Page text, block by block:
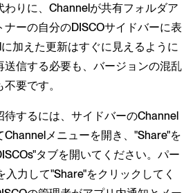
りに、Channelが共有フォルダア
ーの自分のDISCOサイドバーに表
加えた更新はすぐに見えるように
送信する必要も、バージョンの混乱
要です。
待するには、サイドバーのChannel
メニューを開き、"Share"を
タブを開いてください。パー
入力して"Share"をクリックしてく